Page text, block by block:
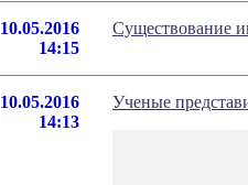
10.05.2016
14:15
Существование
10.05.2016
14:13
Ученые